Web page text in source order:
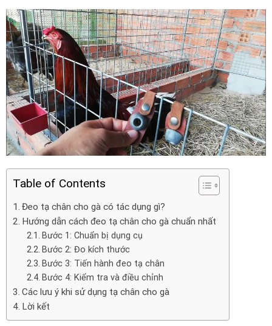
Table of Contents
Đeo tạ chân cho gà có tác dụng gì?
Hướng dẫn cách đeo tạ chân cho gà chuẩn nhất
Bước 1: Chuẩn bị dụng cụ
Bước 2: Đo kích thước
Bước 3: Tiến hành đeo tạ chân
Bước 4: Kiểm tra và điều chỉnh
Các lưu ý khi sử dụng tạ chân cho gà
Lời kết